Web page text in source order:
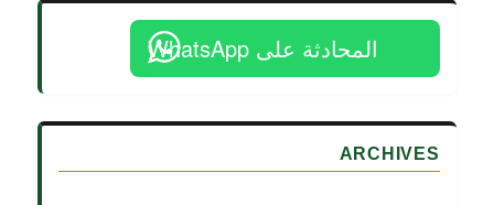
المحادثة على WhatsApp
ARCHIVES